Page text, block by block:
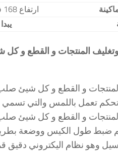
ارتفاع 168 في طول 98 من غير ذيل و الطول مع الذيل 165 سم و عرض 72 سم
يبدا من 4500 دولار علما
ضبط طول الكيس ووضعة
سيل وهو نظام اليكتروني